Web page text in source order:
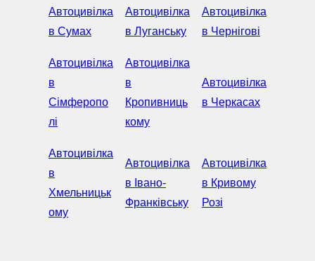
Автоцивілка
в Сумах
Автоцивілка
в Луганську
Автоцивілка
в Чернігові
Автоцивілка
в
Сімферопо
лі
Автоцивілка
в
Кропивниць
кому
Автоцивілка
в Черкасах
Автоцивілка
в
Хмельницьк
ому
Автоцивілка
в Івано-
Франківську
Автоцивілка
в Кривому
Розі